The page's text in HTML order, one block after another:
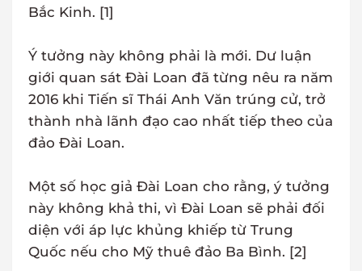
Bắc Kinh. [1]
Ý tưởng này không phải là mới. Dư luận
giới quan sát Đài Loan đã từng nêu ra năm
2016 khi Tiến sĩ Thái Anh Văn trúng cử, trở
thành nhà lãnh đạo cao nhất tiếp theo của
đảo Đài Loan.
Một số học giả Đài Loan cho rằng, ý tưởng
này không khả thi, vì Đài Loan sẽ phải đối
diện với áp lực khủng khiếp từ Trung
Quốc nếu cho Mỹ thuê đảo Ba Bình. [2]